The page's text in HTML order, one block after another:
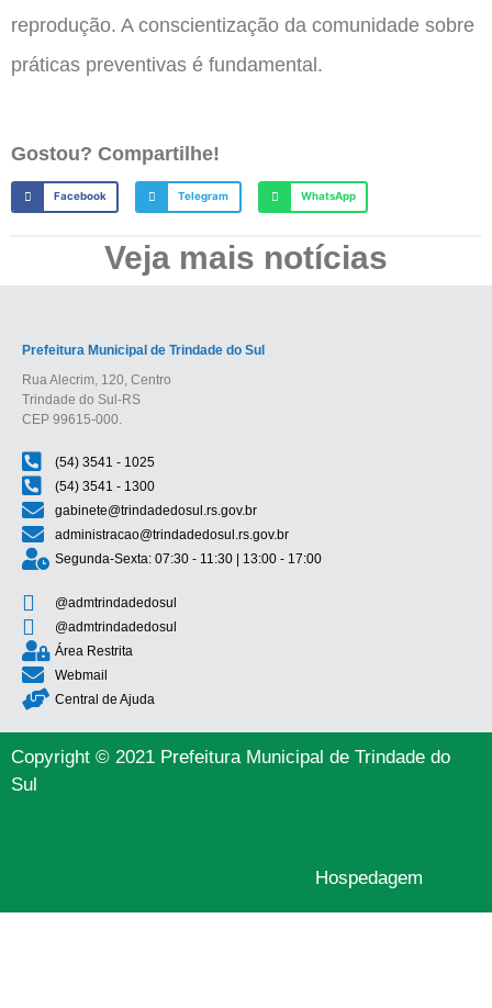
reprodução. A conscientização da comunidade sobre
práticas preventivas é fundamental.
Gostou? Compartilhe!
Facebook Telegram WhatsApp
Veja mais notícias
Prefeitura Municipal de Trindade do Sul
Rua Alecrim, 120, Centro
Trindade do Sul-RS
CEP 99615-000.
(54) 3541 - 1025
(54) 3541 - 1300
gabinete@trindadedosul.rs.gov.br
administracao@trindadedosul.rs.gov.br
Segunda-Sexta: 07:30 - 11:30 | 13:00 - 17:00
@admtrindadedosul
@admtrindadedosul
Área Restrita
Webmail
Central de Ajuda
Copyright © 2021 Prefeitura Municipal de Trindade do
Sul
Hospedagem